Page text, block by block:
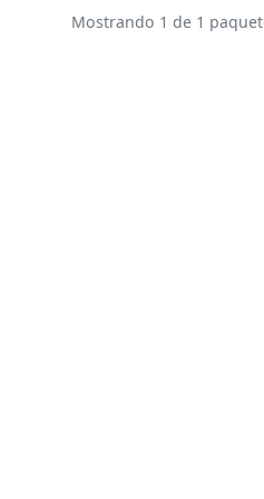
Mostrando 1 de 1